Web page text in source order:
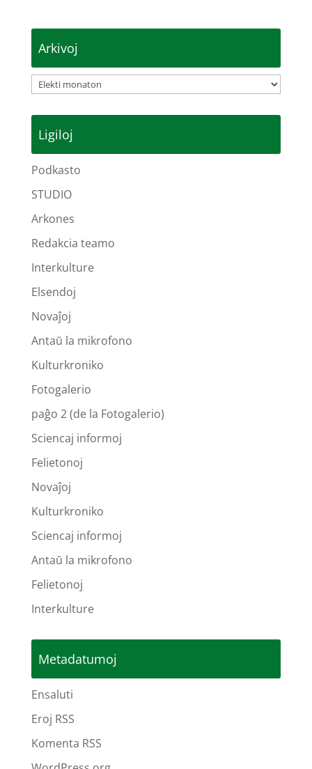
Arkivoj
Arkivoj
Ligiloj
Podkasto
STUDIO
Arkones
Redakcia teamo
Interkulture
Elsendoj
Novaĵoj
Antaŭ la mikrofono
Kulturkroniko
Fotogalerio
paĝo 2 (de la Fotogalerio)
Sciencaj informoj
Felietonoj
Novaĵoj
Kulturkroniko
Sciencaj informoj
Antaŭ la mikrofono
Felietonoj
Interkulture
Metadatumoj
Ensaluti
Eroj RSS
Komenta RSS